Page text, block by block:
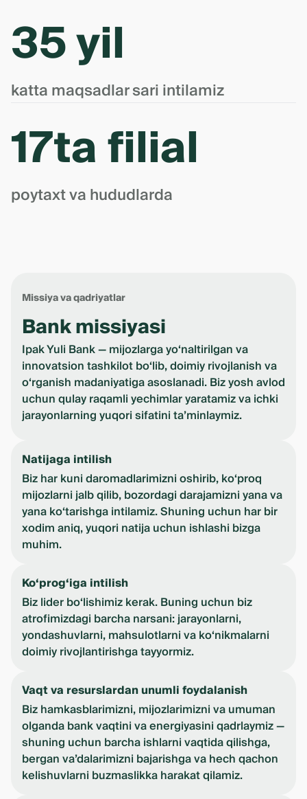
35 yil
katta maqsadlar sari intilamiz
17ta filial
poytaxt va hududlarda
Missiya va qadriyatlar
Bank missiyasi
Ipak Yuli Bank — mijozlarga yo‘naltirilgan va
innovatsion tashkilot bo‘lib, doimiy rivojlanish va
o‘rganish madaniyatiga asoslanadi. Biz yosh avlod
uchun qulay raqamli yechimlar yaratamiz va ichki
jarayonlarning yuqori sifatini ta’minlaymiz.
Natijaga intilish
Biz har kuni daromadlarimizni oshirib, ko‘proq
mijozlarni jalb qilib, bozordagi darajamizni yana va
yana ko‘tarishga intilamiz. Shuning uchun har bir
xodim aniq, yuqori natija uchun ishlashi bizga
muhim.
Ko‘prog‘iga intilish
Biz lider bo‘lishimiz kerak. Buning uchun biz
atrofimizdagi barcha narsani: jarayonlarni,
yondashuvlarni, mahsulotlarni va ko‘nikmalarni
doimiy rivojlantirishga tayyormiz.
Vaqt va resurslardan unumli foydalanish
Biz hamkasblarimizni, mijozlarimizni va umuman
olganda bank vaqtini va energiyasini qadrlaymiz —
shuning uchun barcha ishlarni vaqtida qilishga,
bergan va’dalarimizni bajarishga va hech qachon
kelishuvlarni buzmaslikka harakat qilamiz.